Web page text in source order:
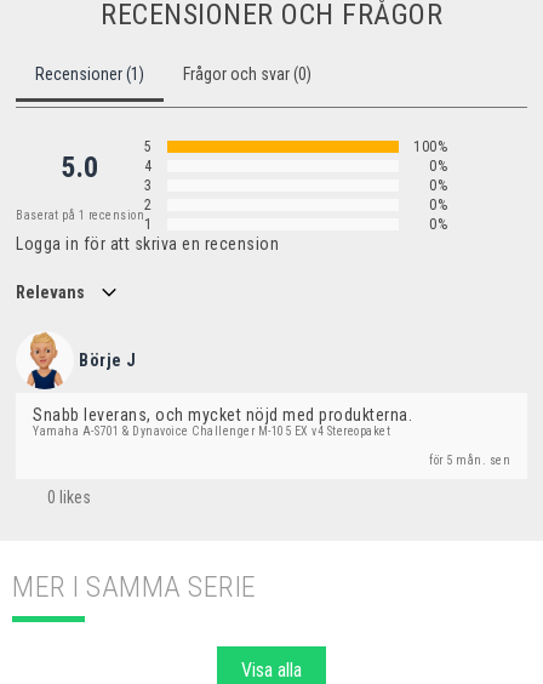
RECENSIONER OCH FRÅGOR
Recensioner (1) Frågor och svar (0)
5.0
Baserat på 1 recension
5
100%
4
0%
3
0%
2
0%
1
0%
Logga in för att skriva en recension
Relevans
Börje J
Snabb leverans, och mycket nöjd med produkterna.
Yamaha A-S701 & Dynavoice Challenger M-105 EX v4 Stereopaket
för 5 mån. sen
0 likes
MER I SAMMA SERIE
Visa alla